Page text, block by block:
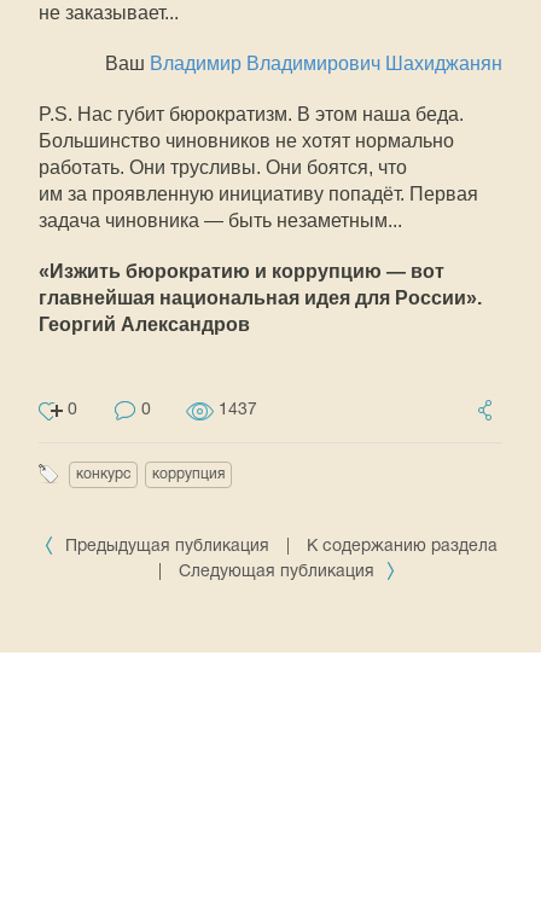
не заказывает...
Ваш Владимир Владимирович Шахиджанян
P.S. Нас губит бюрократизм. В этом наша беда.
Большинство чиновников не хотят нормально
работать. Они трусливы. Они боятся, что
им за проявленную инициативу попадёт. Первая
задача чиновника — быть незаметным...
«Изжить бюрократию и коррупцию — вот
главнейшая национальная идея для России».
Георгий Александров
0 0 1437
конкурс коррупция
Предыдущая публикация
К содержанию раздела
Следующая публикация